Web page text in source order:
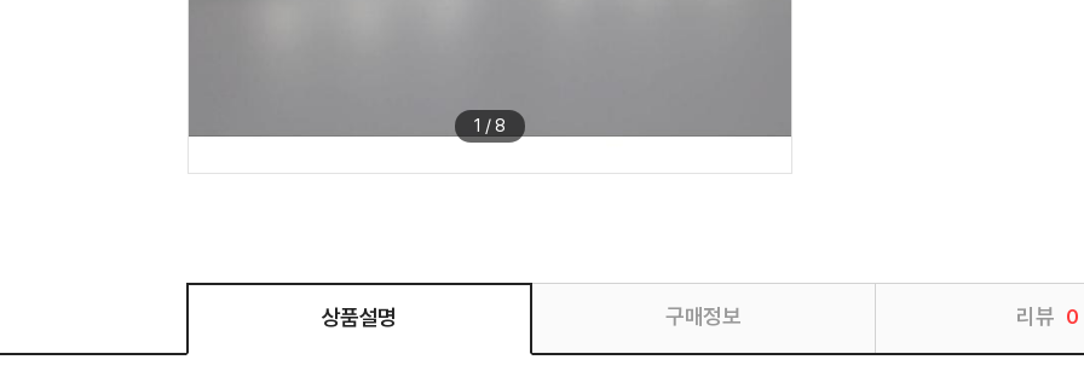
1 /8
상품설명 구매정보 리뷰 0